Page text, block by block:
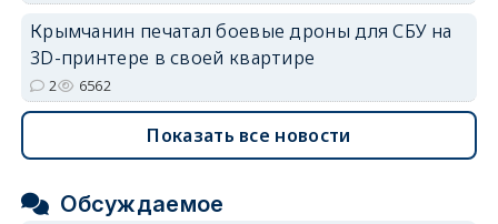
Крымчанин печатал боевые дроны для СБУ на
3D-принтере в своей квартире
2 6562
Показать все новости
Обсуждаемое